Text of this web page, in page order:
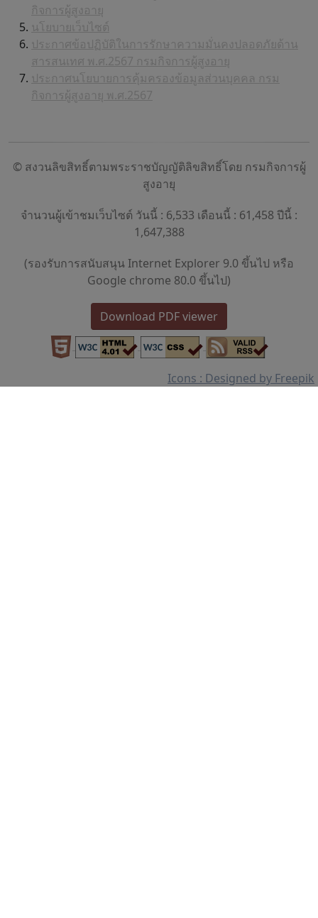
กิจการผู้สูงอายุ
นโยบายเว็บไซต์
ประกาศข้อปฏิบัติในการรักษาความมั่นคงปลอดภัยด้าน
สารสนเทศ พ.ศ.2567 กรมกิจการผู้สูงอายุ
ประกาศนโยบายการคุ้มครองข้อมูลส่วนบุคคล กรม
กิจการผู้สูงอายุ พ.ศ.2567
© สงวนลิขสิทธิ์ตามพระราชบัญญัติลิขสิทธิ์โดย กรมกิจการผู้
สูงอายุ
จำนวนผู้เข้าชมเว็บไซต์ วันนี้ : 6,533 เดือนนี้ : 61,458 ปีนี้ :
1,647,388
(รองรับการสนับสนุน Internet Explorer 9.0 ขึ้นไป หรือ
Google chrome 80.0 ขึ้นไป)
Download PDF viewer
Icons : Designed by Freepik